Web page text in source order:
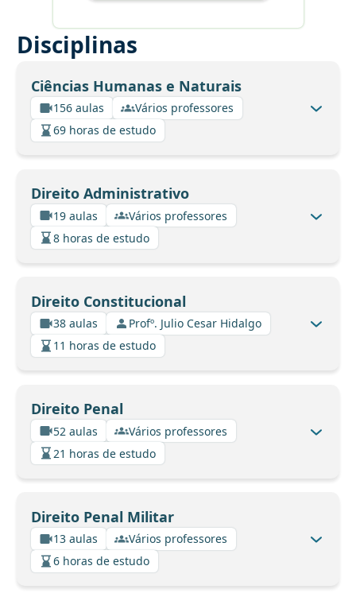
Disciplinas
Ciências Humanas e Naturais
156 aulas
Vários professores
69 horas de estudo
Direito Administrativo
19 aulas
Vários professores
8 horas de estudo
Direito Constitucional
38 aulas
Profº. Julio Cesar Hidalgo
11 horas de estudo
Direito Penal
52 aulas
Vários professores
21 horas de estudo
Direito Penal Militar
13 aulas
Vários professores
6 horas de estudo